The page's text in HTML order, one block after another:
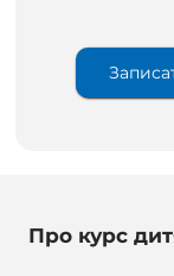
Про курс